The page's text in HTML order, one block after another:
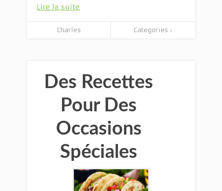
Lire la suite
Charles Categories ↓
Des Recettes
Pour Des
Occasions
Spéciales